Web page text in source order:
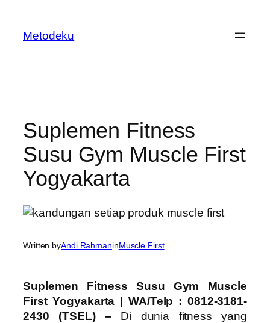
content
Metodeku
Suplemen Fitness
Susu Gym Muscle First
Yogyakarta
Written byAndi RahmaninMuscle First
Suplemen Fitness Susu Gym Muscle
First Yogyakarta
| WA/Telp : 0812-3181-
2430 (TSEL) – Di dunia fitness yang